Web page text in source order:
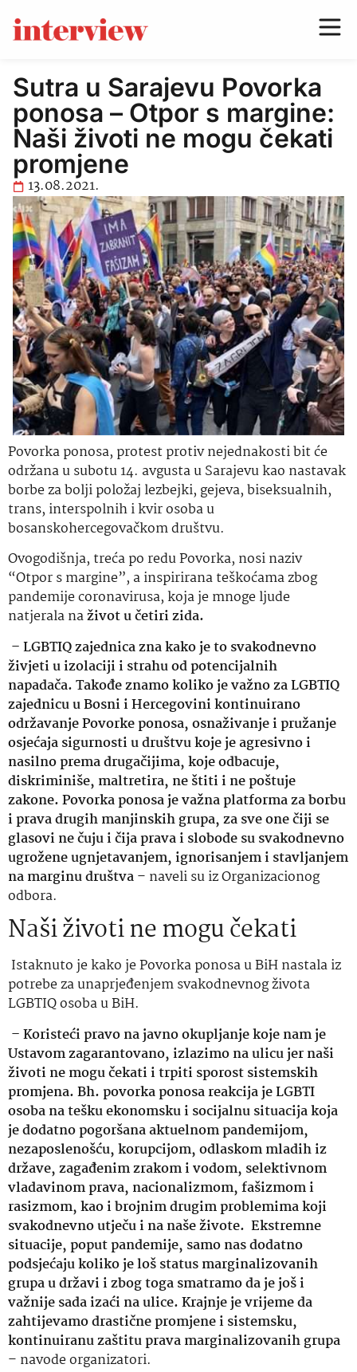
Sutra u Sarajevu Povorka
ponosa – Otpor s margine:
Naši životi ne mogu čekati
promjene
13.08.2021.
Povorka ponosa, protest protiv nejednakosti bit će
održana u subotu 14. avgusta u Sarajevu kao nastavak
borbe za bolji položaj lezbejki, gejeva, biseksualnih,
trans, interspolnih i kvir osoba u
bosanskohercegovačkom društvu.
Ovogodišnja, treća po redu Povorka, nosi naziv
“Otpor s margine”, a inspirirana teškoćama zbog
pandemije coronavirusa, koja je mnoge ljude
natjerala naživot u četiri zida.
– LGBTIQ zajednica zna kako je to svakodnevno
živjeti u izolaciji i strahu od potencijalnih
napadača.Takođe znamo koliko je važno za LGBTIQ
zajednicu u Bosni i Hercegovini kontinuirano
održavanje Povorke ponosa, osnaživanje i pružanje
osjećaja sigurnosti u društvu koje je agresivno i
nasilno prema drugačijima, koje odbacuje,
diskriminiše, maltretira, ne štiti i ne poštuje
zakone. Povorka ponosa je važna platforma za borbu
i prava drugih manjinskih grupa, za sve one čiji se
glasovi ne čuju i čija prava i slobode su svakodnevno
ugrožene ugnjetavanjem, ignorisanjem i stavljanjem
na marginu društva– naveli su iz Organizacionog
odbora.
Naši životi ne mogu čekati
Istaknuto je kako je Povorka ponosa u BiH nastala iz
potrebe za unaprjeđenjem svakodnevnog života
LGBTIQ osoba u BiH.
– Koristeći pravo na javno okupljanje koje nam je
Ustavom zagarantovano, izlazimo na ulicu jer naši
životi ne mogu čekati i trpiti sporost sistemskih
promjena. Bh. povorka ponosa reakcija je LGBTI
osoba na tešku ekonomsku i socijalnu situacija koja
je dodatno pogoršana aktuelnom pandemijom,
nezaposlenošću, korupcijom, odlaskom mladih iz
države, zagađenim zrakom i vodom, selektivnom
vladavinom prava, nacionalizmom, fašizmom i
rasizmom, kao i brojnim drugim problemima koji
svakodnevno utječu i na naše živote. Ekstremne
situacije, poput pandemije, samo nas dodatno
podsjećaju koliko je loš status marginalizovanih
grupa u državi i zbog toga smatramo da je još i
važnije sada izaći na ulice.Krajnje je vrijeme da
zahtijevamo drastične promjene i sistemsku,
kontinuiranu zaštitu prava marginalizovanih grupa
– navode organizatori.